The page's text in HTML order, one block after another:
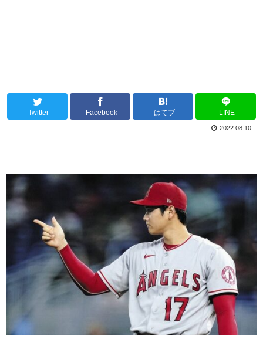
Twitter Facebook はてブ LINE
2022.08.10